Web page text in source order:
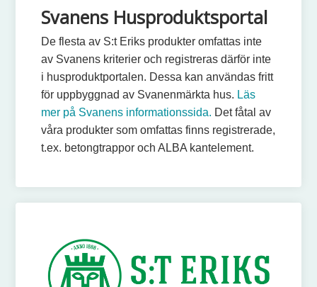
Svanens Husproduktsportal
De flesta av S:t Eriks produkter omfattas inte
av Svanens kriterier och registreras därför inte
i husproduktportalen. Dessa kan användas fritt
för uppbyggnad av Svanenmärkta hus. Läs
mer på Svanens informationssida. Det fåtal av
våra produkter som omfattas finns registrerade,
t.ex. betongtrappor och ALBA kantelement.